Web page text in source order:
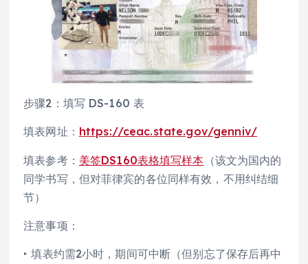
步骤2：填写 DS-160 表
填表网址： https://ceac.state.gov/genniv/
填表参考： 美签DS160表格填写样本 （该文为国内的
同学书写，但对菲律宾的各位同样有效，不用纠结细
节）
注意事项：
‣ 填表约需2小时，期间可中断（但别忘了保存后再中